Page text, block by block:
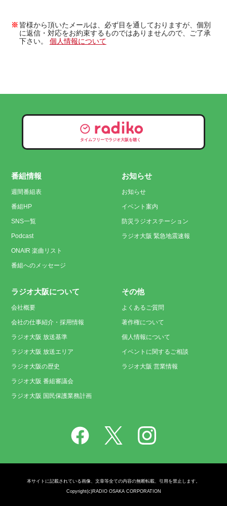
皆様から頂いたメールは、必ず目を通しておりますが、個別
に返信・対応をお約束するものではありませんので、ご了承
下さい。 個人情報について
タイムフリーでラジオ大阪を聴く
番組情報
週間番組表
番組HP
SNS一覧
Podcast
ONAIR 楽曲リスト
番組へのメッセージ
お知らせ
お知らせ
イベント案内
防災ラジオステーション
ラジオ大阪 緊急地震速報
ラジオ大阪について
会社概要
会社の仕事紹介・採用情報
ラジオ大阪 放送基準
ラジオ大阪 放送エリア
ラジオ大阪の歴史
ラジオ大阪 番組審議会
ラジオ大阪 国民保護業務計画
その他
よくあるご質問
著作権について
個人情報について
イベントに関するご相談
ラジオ大阪 営業情報
本サイトに記載されている画像、文章等全ての内容の無断転載、引用を禁止します。
Copyright(c)RADIO OSAKA CORPORATION